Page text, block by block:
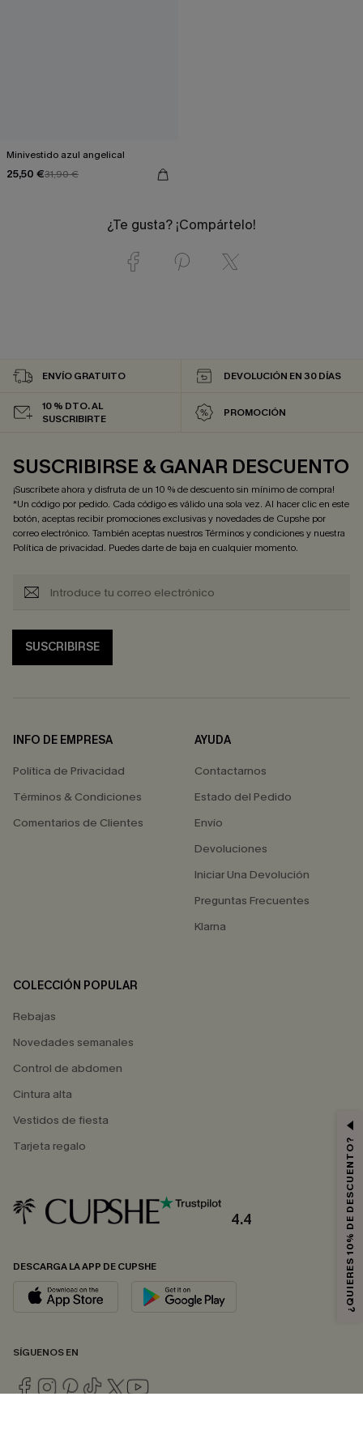
Minivestido azul angelical
25,50 €31,90 €
¿Te gusta? ¡Compártelo!
ENVÍO GRATUITO DEVOLUCIÓN EN 30 DÍAS
10 % DTO. AL
SUSCRIBIRTE
PROMOCIÓN
SUSCRIBIRSE & GANAR DESCUENTO
¡Suscríbete ahora y disfruta de un 10 % de descuento sin mínimo de compra!
*Un código por pedido. Cada código es válido una sola vez. Al hacer clic en este
botón, aceptas recibir promociones exclusivas y novedades de Cupshe por
correo electrónico. También aceptas nuestrosTérminos y condicionesy nuestra
Política de privacidad. Puedes darte de baja en cualquier momento.
SUSCRIBIRSE
INFO DE EMPRESA
Política de Privacidad
Términos & Condiciones
Comentarios de Clientes
AYUDA
Contactarnos
Estado del Pedido
Envío
Devoluciones
Iniciar Una Devolución
Preguntas Frecuentes
Klarna
COLECCIÓN POPULAR
Rebajas
Novedades semanales
Control de abdomen
Cintura alta
Vestidos de fiesta
Tarjeta regalo
4.4
DESCARGA LA APP DE CUPSHE
SÍGUENOS EN
¿QUIERES 10% DE DESCUENTO?